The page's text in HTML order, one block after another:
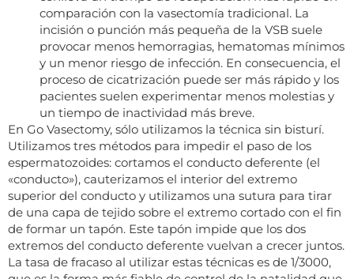
comparación con la vasectomía tradicional. La
incisión o punción más pequeña de la VSB suele
provocar menos hemorragias, hematomas mínimos
y un menor riesgo de infección. En consecuencia, el
proceso de cicatrización puede ser más rápido y los
pacientes suelen experimentar menos molestias y
un tiempo de inactividad más breve.
En Go Vasectomy, sólo utilizamos la técnica sin bisturí.
Utilizamos tres métodos para impedir el paso de los
espermatozoides: cortamos el conducto deferente (el
«conducto»), cauterizamos el interior del extremo
superior del conducto y utilizamos una sutura para tirar
de una capa de tejido sobre el extremo cortado con el fin
de formar un tapón. Este tapón impide que los dos
extremos del conducto deferente vuelvan a crecer juntos.
La tasa de fracaso al utilizar estas técnicas es de 1/3000,